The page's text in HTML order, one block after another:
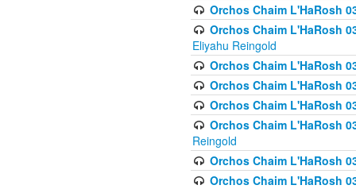
Orchos Chaim L'HaRosh
Orchos Chaim L'HaRosh
Eliyahu Reingold
Orchos Chaim L'HaRosh
Orchos Chaim L'HaRosh
Orchos Chaim L'HaRosh
Orchos Chaim L'HaRosh
Reingold
Orchos Chaim L'HaRosh
Orchos Chaim L'HaRosh